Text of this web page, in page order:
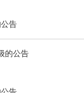
告
的公告